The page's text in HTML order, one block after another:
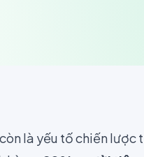
là yếu tố chiến lược